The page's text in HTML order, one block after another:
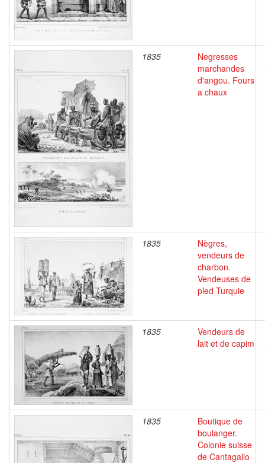
1835
Negresses
marchandes
d'angou. Fours
a chaux
1835
Nègres,
vendeurs de
charbon.
Vendeuses de
pled Turquie
1835
Vendeurs de
lait et de capim
1835
Boutique de
boulanger.
Colonie suisse
de Cantagallo